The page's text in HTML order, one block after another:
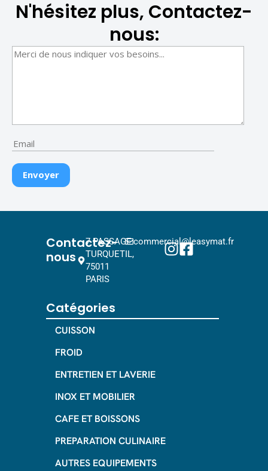
N'hésitez plus, Contactez-
nous:
Contactez-
nous
7 PASSAGE
TURQUETIL,
75011
PARIS
commercial@leasymat.fr
Catégories
CUISSON
FROID
ENTRETIEN ET LAVERIE
INOX ET MOBILIER
CAFE ET BOISSONS
PREPARATION CULINAIRE
AUTRES EQUIPEMENTS